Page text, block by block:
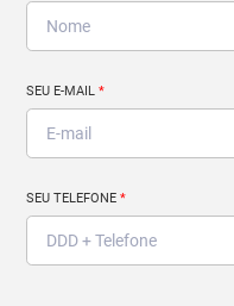
SEU E-MAIL*
SEU TELEFONE*